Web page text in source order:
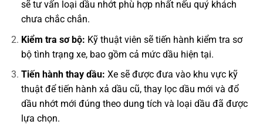
sẽ tư vấn loại dầu nhớt phù hợp nhất nếu quý khách
chưa chắc chắn.
Kiểm tra sơ bộ: Kỹ thuật viên sẽ tiến hành kiểm tra sơ
bộ tình trạng xe, bao gồm cả mức dầu hiện tại.
Tiến hành thay dầu: Xe sẽ được đưa vào khu vực kỹ
thuật để tiến hành xả dầu cũ, thay lọc dầu mới và đổ
dầu nhớt mới đúng theo dung tích và loại dầu đã được
lựa chọn.